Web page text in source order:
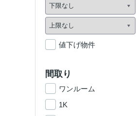
値下げ物件
間取り
ワンルーム
1K